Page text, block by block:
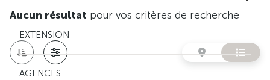
EXTENSION
AGENCES
Aucun résultatpour vos critères de recherche